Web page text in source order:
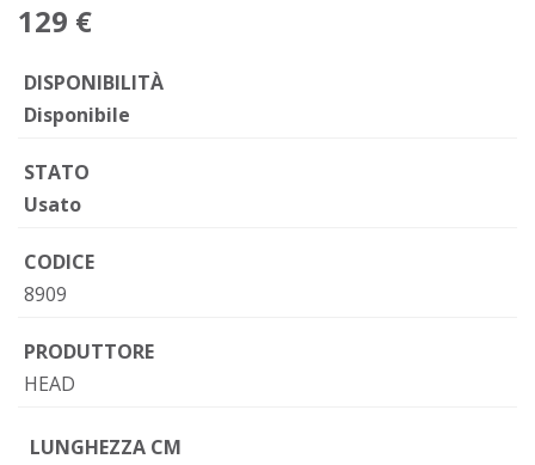
129 €
DISPONIBILITÀ
Disponibile
STATO
Usato
CODICE
8909
PRODUTTORE
HEAD
LUNGHEZZA CM